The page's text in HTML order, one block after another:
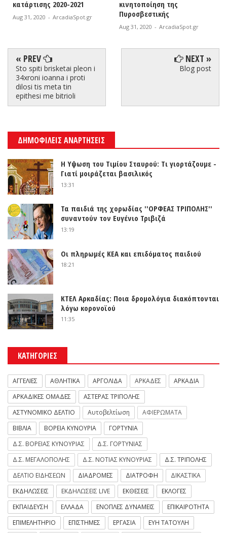
κατάρτισης 2020-2021
Aug 31, 2020 - ArcadiaSpot.gr
κινητοποίηση της
Πυροσβεστικής
Aug 31, 2020 - ArcadiaSpot.gr
« PREV
Sto spiti brisketai pleon i
34xroni ioanna i proti
dilosi tis meta tin
epithesi me bitrioli
NEXT »
Blog post
ΔΗΜΟΦΙΛΕΙΣ ΑΝΑΡΤΗΣΕΙΣ
Η Υψωση του Τιμίου Σταυρού: Τι γιορτάζουμε -
Γιατί μοιράζεται βασιλικός
13:31
Τα παιδιά της χορωδίας ''ΟΡΦΕΑΣ ΤΡΙΠΟΛΗΣ''
συναντούν τον Ευγένιο Τριβιζά
13:19
Οι πληρωμές ΚΕΑ και επιδόματος παιδιού
18:21
ΚΤΕΛ Αρκαδίας: Ποια δρομολόγια διακόπτονται
λόγω κορονοϊού
11:35
ΚΑΤΗΓΟΡΙΕΣ
ΑΓΓΕΛΙΕΣ ΑΘΛΗΤΙΚΑ ΑΡΓΟΛΙΔΑ ΑΡΚΑΔΕΣ
ΑΡΚΑΔΙΑ
ΑΡΚΑΔΙΚΕΣ ΟΜΑΔΕΣ
ΑΣΤΕΡΑΣ ΤΡΙΠΟΛΗΣ
ΑΣΤΥΝΟΜΙΚΟ ΔΕΛΤΙΟ
Αυτοβελτίωση
ΑΦΙΕΡΩΜΑΤΑ
ΒΙΒΛΙΑ
ΒΟΡΕΙΑ ΚΥΝΟΥΡΙΑ
ΓΟΡΤΥΝΙΑ
Δ.Σ. ΒΟΡΕΙΑΣ ΚΥΝΟΥΡΙΑΣ
Δ.Σ. ΓΟΡΤΥΝΙΑΣ
Δ.Σ. ΜΕΓΑΛΟΠΟΛΗΣ
Δ.Σ. ΝΟΤΙΑΣ ΚΥΝΟΥΡΙΑΣ
Δ.Σ. ΤΡΙΠΟΛΗΣ
ΔΕΛΤΙΟ ΕΙΔΗΣΕΩΝ
ΔΙΑΔΡΟΜΕΣ ΔΙΑΤΡΟΦΗ
ΔΙΚΑΣΤΙΚΑ
ΕΚΔΗΛΩΣΕΙΣ
ΕΚΔΗΛΩΣΕΙΣ LIVE ΕΚΘΕΣΕΙΣ
ΕΚΛΟΓΕΣ
ΕΚΠΑΙΔΕΥΣΗ
ΕΛΛΑΔΑ ΕΝΟΠΛΕΣ ΔΥΝΑΜΕΙΣ
ΕΠΙΚΑΙΡΟΤΗΤΑ
ΕΠΙΜΕΛΗΤΗΡΙΟ
ΕΠΙΣΤΗΜΕΣ ΕΡΓΑΣΙΑ
ΕΥΗ ΤΑΤΟΥΛΗ